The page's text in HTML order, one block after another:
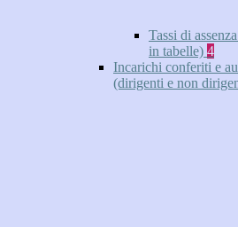
Tassi di
in tabelle) 4
Incarichi conferiti e
(dirigenti e non